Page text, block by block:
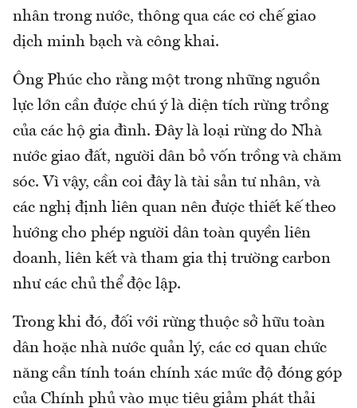
nhân trong nước, thông qua các cơ chế giao
dịch minh bạch và công khai.
Ông Phúc cho rằng một trong những nguồn
lực lớn cần được chú ý là diện tích rừng trồng
của các hộ gia đình. Đây là loại rừng do Nhà
nước giao đất, người dân bỏ vốn trồng và chăm
sóc. Vì vậy, cần coi đây là tài sản tư nhân, và
các nghị định liên quan nên được thiết kế theo
hướng cho phép người dân toàn quyền liên
doanh, liên kết và tham gia thị trường carbon
như các chủ thể độc lập.
Trong khi đó, đối với rừng thuộc sở hữu toàn
dân hoặc nhà nước quản lý, các cơ quan chức
năng cần tính toán chính xác mức độ đóng góp
của Chính phủ vào mục tiêu giảm phát thải